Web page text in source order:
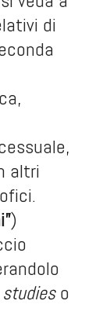
di
altri
)
o